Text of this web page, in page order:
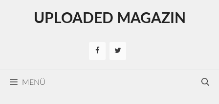
UPLOADED MAGAZIN
MENÜ